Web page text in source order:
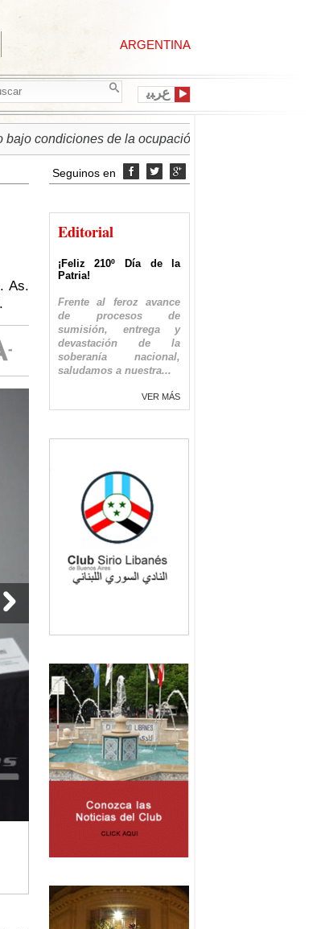
ARGENTINA
ﻉﺮﺒﻳ
de la ocupación israelí
As.
Seguinos en   
Editorial
¡Feliz 210º Día de la
Patria!
Frente al feroz avance
de procesos de
sumisión, entrega y
devastación de la
soberanía nacional,
saludamos a nuestra...
VER MÁS